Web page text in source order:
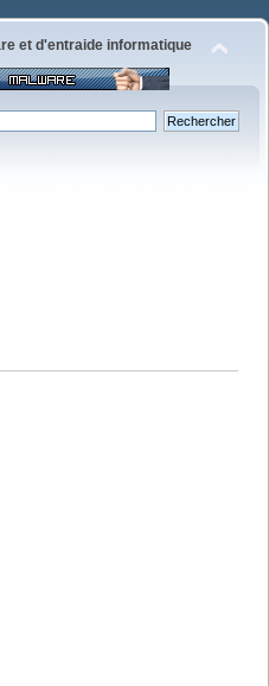
et d'entraide informatique